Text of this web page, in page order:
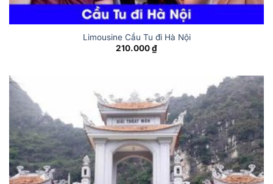
Limousine Cầu Tu đi Hà Nội
210.000₫